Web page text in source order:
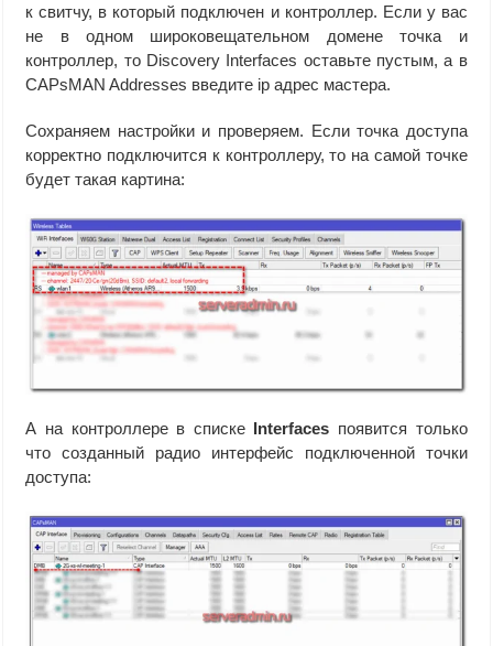
к свитчу, в который подключен и контроллер. Если у вас
не в одном широковещательном домене точка и
контроллер, то Discovery Interfaces оставьте пустым, а в
CAPsMAN Addresses введите ip адрес мастера.
Сохраняем настройки и проверяем. Если точка доступа
корректно подключится к контроллеру, то на самой точке
будет такая картина:
А на контроллере в списке Interfaces появится только
что созданный радио интерфейс подключенной точки
доступа: